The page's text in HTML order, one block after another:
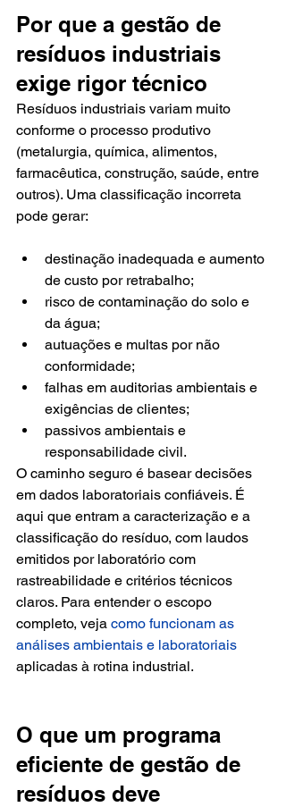
Por que a gestão de
resíduos industriais
exige rigor técnico
Resíduos industriais variam muito
conforme o processo produtivo
(metalurgia, química, alimentos,
farmacêutica, construção, saúde, entre
outros). Uma classificação incorreta
pode gerar:
destinação inadequada e aumento
de custo por retrabalho;
risco de contaminação do solo e
da água;
autuações e multas por não
conformidade;
falhas em auditorias ambientais e
exigências de clientes;
passivos ambientais e
responsabilidade civil.
O caminho seguro é basear decisões
em dados laboratoriais confiáveis. É
aqui que entram a caracterização e a
classificação do resíduo, com laudos
emitidos por laboratório com
rastreabilidade e critérios técnicos
claros. Para entender o escopo
completo, veja como funcionam as
análises ambientais e laboratoriais
aplicadas à rotina industrial.
O que um programa
eficiente de gestão de
resíduos deve